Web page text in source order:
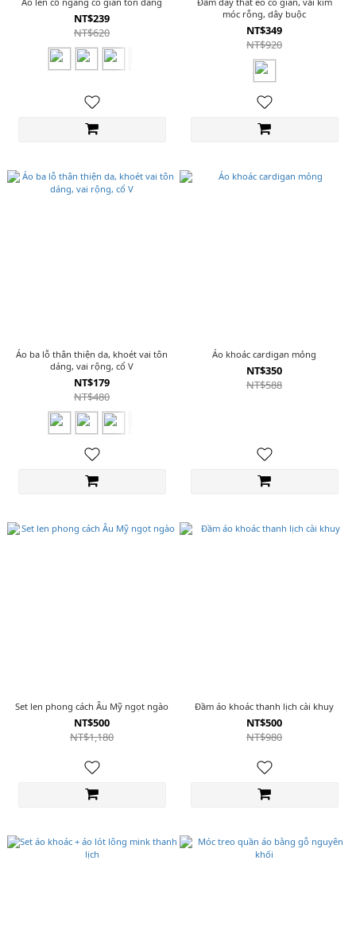
NT$239
NT$620
móc rỗng, dây buộc
NT$349
NT$920
Áo ba lỗ thân thiện da, khoét vai tôn
dáng, vai rộng, cổ V
NT$179
NT$480
Áo khoác cardigan mỏng
NT$350
NT$588
Set len phong cách Âu Mỹ ngọt ngào
NT$500
NT$1,180
Đầm áo khoác thanh lịch cài khuy
NT$500
NT$980